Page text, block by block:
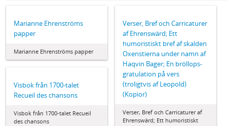
Marianne Ehrenströms
papper
Marianne Ehrenströms papper
Verser, Bref och Carricaturer
af Ehrenswärd; Ett
humoristiskt bref af skalden
Oxenstierna under namn af
Haqvin Bager; En bröllops-
gratulation på vers
(troligtvis af Leopold)
(Kopior)
Verser, Bref och Carricaturer af
Ehrenswärd; Ett humoristiskt
Visbok från 1700-talet
Recueil des chansons
Visbok från 1700-talet Recueil
des chansons